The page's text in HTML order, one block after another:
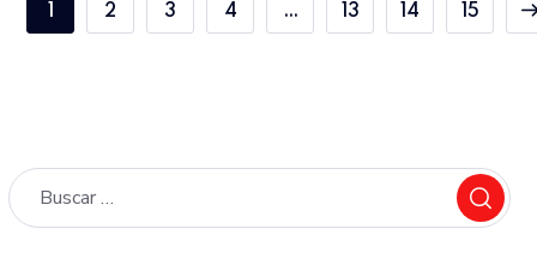
2 3 4 … 13 14 15